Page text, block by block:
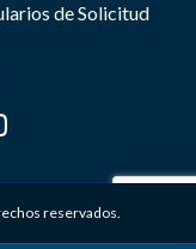
de Solicitud
reservados.